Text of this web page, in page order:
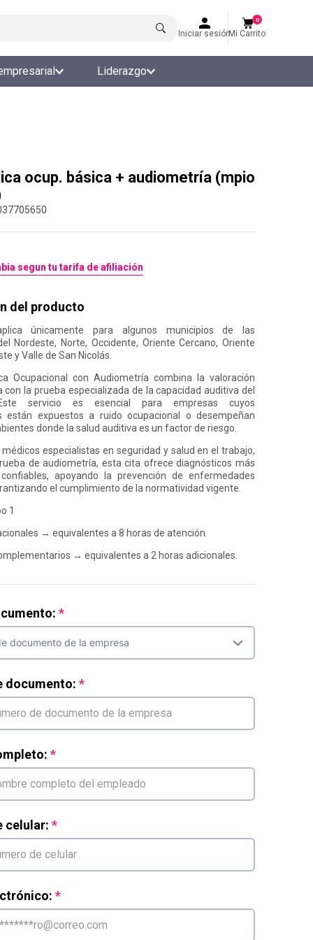
Iniciar sesiónMi Carrito
0
Liderazgo
ocup. básica + audiometría (mpio
segun tu tarifa de afiliación
del producto
únicamente para algunos municipios de las
Nordeste, Norte, Occidente, Oriente Cercano, Oriente
y Valle de San Nicolás.
Ocupacional con Audiometría combina la valoración
con la prueba especializada de la capacidad auditiva del
servicio es esencial para empresas cuyos
están expuestos a ruido ocupacional o desempeñan
donde la salud auditiva es un factor de riesgo.
especialistas en seguridad y salud en el trabajo,
de audiometría, esta cita ofrece diagnósticos más
apoyando la prevención de enfermedades
el cumplimiento de la normatividad vigente.
1
→ equivalentes a 8 horas de atención.
→ equivalentes a 2 horas adicionales.
documento:
celular: